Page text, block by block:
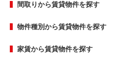
間取りから賃貸物件を探す
物件種別から賃貸物件を探す
家賃から賃貸物件を探す